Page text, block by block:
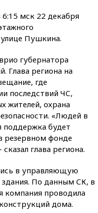
мск 22 декабря
Пушкина.
губернатора
Глава региона на
где
последствий ЧС,
жителей, охрана
«Людей в
поддержка будет
резервном фонде
глава региона.
в управляющую
По данным СК, в
компания проводила
дома.